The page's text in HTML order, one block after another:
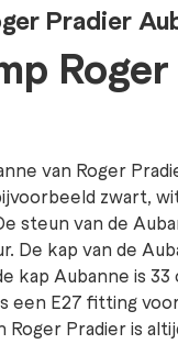
Pradier
van Roger
zwart,
steun van de
De kap van de
kap Aubanne is
een E27 fitting
Pradier is